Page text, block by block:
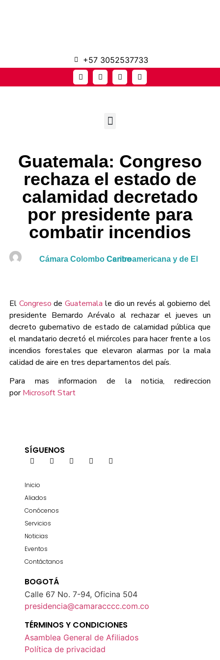
+57 3052537733
Guatemala: Congreso
rechaza el estado de
calamidad decretado
por presidente para
combatir incendios
Cámara Colombo Centroamericana y de El Caribe
El Congreso deGuatemala le dio un revés al gobierno del
presidente Bernardo Arévalo al rechazar el jueves un
decreto gubernativo de estado de calamidad pública que
el mandatario decretó el miércoles para hacer frente a los
incendios forestales que elevaron alarmas por la mala
calidad de aire en tres departamentos del país.
Para mas informacion de la noticia, redireccion
porMicrosoft Start
SÍGUENOS
Inicio
Aliados
Conócenos
Servicios
Noticias
Eventos
Contáctanos
BOGOTÁ
Calle 67 No. 7-94, Oficina 504
presidencia@camaracccc.com.co
TÉRMINOS Y CONDICIONES
Asamblea General de Afiliados
Política de privacidad